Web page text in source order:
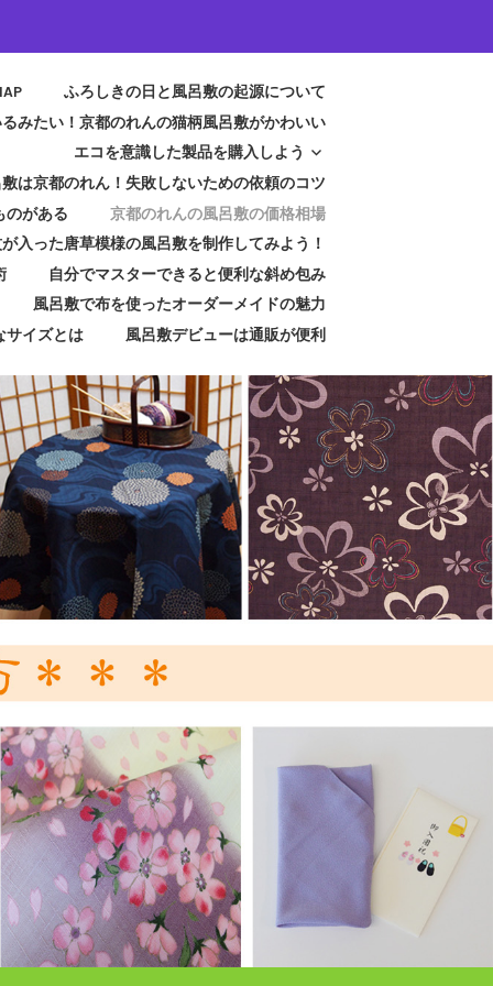
ふろしきの日と風呂敷の起源について
みたい！京都のれんの猫柄風呂敷がかわいい
エコを意識した製品を購入しよう
は京都のれん！失敗しないための依頼のコツ
のがある
京都のれんの風呂敷の価格相場
入った唐草模様の風呂敷を制作してみよう！
自分でマスターできると便利な斜め包み
風呂敷で布を使ったオーダーメイドの魅力
サイズとは
風呂敷デビューは通販が便利